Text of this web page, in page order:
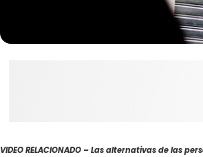
VIDEO RELACIONADO – Las alternativas de las